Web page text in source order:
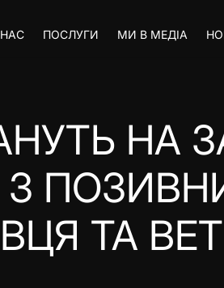
ПОСЛУГИ МИ В МЕДІА
НА
ТА